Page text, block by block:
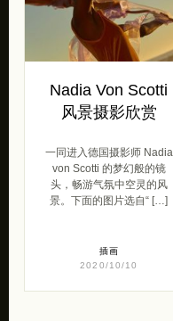
Nadia Von Scotti
风景摄影欣赏
一同进入德国摄影师 Nadia
von Scotti 的梦幻般的镜
头，畅游气氛中空灵的风
景。下面的图片选自“ […]
插画
2020/10/10